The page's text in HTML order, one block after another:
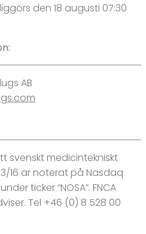
den 18 augusti 07:30
AB
svenskt medicintekniskt
16 är noterat på Nasdaq
ticker “NOSA”. FNCA
Tel +46 (0) 8 528 00